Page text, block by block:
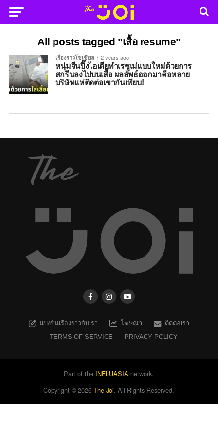
All posts tagged "เสื้อ resume"
เรื่องราวโซเชียล 2 years ago
หนุ่มจีนปิ๊งไอเดียทำเรซูเม่แบบใหม่ด้วยการ
สกรีนลงไปบนเสื้อ ผลลัพธ์ออกมาคือหลาย
บริษัทแห่ติดต่อเขากันเพียบ!
แบ่งปันเรื่องราวกับเรา โฆษณา
ติดต่อเรา
TERMS OF SERVICE
PRIVACY POLICY
Part of the INFLUASIA network.
Copyright ©2026 The Joi. All Rights Reserved.